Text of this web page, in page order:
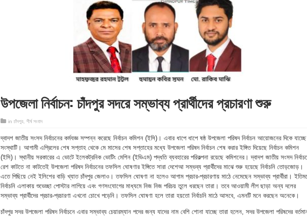
উপজেলা নির্বাচন: চাঁদপুর সদরে সম্ভাব্য প্রার্থীদের প্রচারণা শুরু
in চাঁদপুর শীর্ষ সংবাদ
দ্বাদশ জাতীয় সংসদ নির্বাচনের কর্মযজ্ঞ সম্পন্ন করেছে নির্বাচন কমিশন (ইসি)। এবার ধাপে ধাপে ষষ্ঠ উপজেলা পরিষদ নির্বাচন আয়োজনের দিকে যাচ্ছে
সংস্থাটি। আগামী এপ্রিলের শেষ সপ্তাহ থেকে মে মাসের শেষ সপ্তাহের মধ্যে উপজেলা পরিষদ নির্বাচন শেষ করার ইঙ্গিত দিয়েছে নির্বাচন কমিশন
(ইসি)। স্থানীয় সরকারের এ ভোটে ইলেকট্রনিক ভোটিং মেশিন (ইভিএম) পদ্ধতি ব্যবহারের পরিকল্পনা রয়েছে কমিশনের। দ্বাদশ জাতীয় সংসদ
রেশ কাটতে না কাটতেই উপজেলা পরিষদ নির্বাচনের তফসিল ঘোষণার ইঙ্গিতে সারা দেশেআ সম্ভব্য প্রার্থীদের মাঝে শুরু হয়েছে নির্বাচনি তোড়জোড়।
এতে পিছিয়ে নেই ইলিশের বাড়ি খ্যাত চাঁদপুর জেলাও। তফসিল ঘোষণা না হলেও আগাম প্রচার-প্রচারণায় মাঠে নেমেছেন সম্ভাব্য প্রার্থীরা।
নির্বাচনি এলাকায় শুভেচ্ছা পোস্টার লাগিয়ে এবং গণসংযোগের মাধ্যমে নিজ নিজ পরিচয় তুলে ধরছেন তারা। তবে আওয়ামী লীগ ছাড়া অন্য দলের
সম্ভাব্য প্রার্থীদের প্রচার-প্রচারণা এখনো চোখে পড়েনি। তফসিল ঘোষণা হলে তারা হয়তো নির্বাচনি মাঠে আসবে, এমনটি মনে করছেন অনেকে।
চাঁদপুর সদর উপজেলা পরিষদ নির্বাচনে এবার সম্ভাব্য চেয়ারম্যান পদের জন্য যাদের নাম বেশি শোনা যাচ্ছে তারা হলেন, সদর উপজেলা পরিষদের